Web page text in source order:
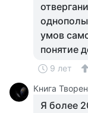
умов
понятие
9 лет
Книга
Я более